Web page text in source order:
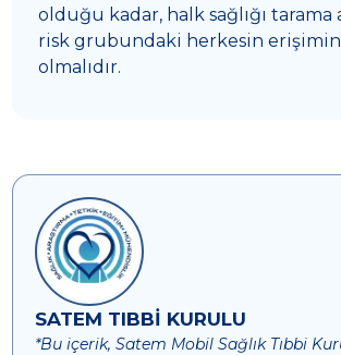
olduğu kadar, halk sağlığı tarama
risk grubundaki herkesin
olmalıdır.
SATEM TIBBİ KURULU
*Bu içerik, Satem Mobil Sağlık Tıbbi